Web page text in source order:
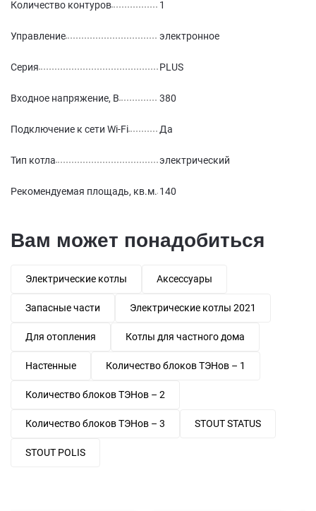
Количество контуров 1
Управление электронное
Серия PLUS
Входное напряжение, В 380
Подключение к сети Wi-Fi Да
Тип котла электрический
Рекомендуемая площадь, кв.м. 140
Вам может понадобиться
Электрические котлы Аксессуары
Запасные части Электрические котлы 2021
Для отопления Котлы для частного дома
Настенные Количество блоков ТЭНов – 1
Количество блоков ТЭНов – 2
Количество блоков ТЭНов – 3 STOUT STATUS
STOUT POLIS